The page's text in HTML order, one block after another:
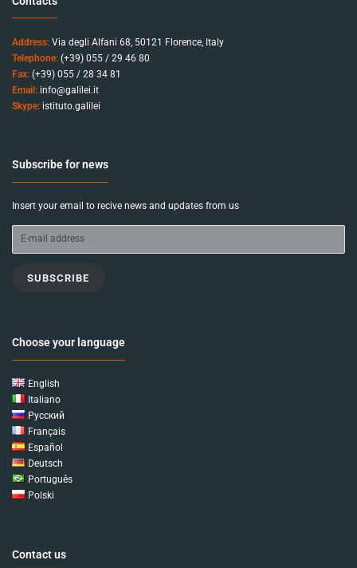
Address: Via degli Alfani 68, 50121 Florence, Italy
Telephone: (+39) 055 / 29 46 80
Fax: (+39) 055 / 28 34 81
Email: info@galilei.it
Skype: istituto.galilei
Subscribe for news
Insert your email to recive news and updates from us
SUBSCRIBE
Choose your language
English
Italiano
Русский
Français
Español
Deutsch
Português
Polski
Contact us